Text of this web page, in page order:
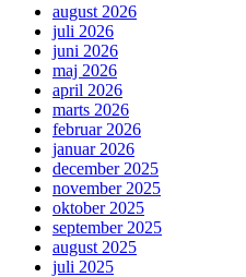
august 2026
juli 2026
juni 2026
maj 2026
april 2026
marts 2026
februar 2026
januar 2026
december 2025
november 2025
oktober 2025
september 2025
august 2025
juli 2025